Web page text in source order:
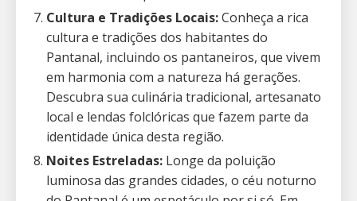
Cultura e Tradições Locais:Conheça a rica
cultura e tradições dos habitantes do
Pantanal, incluindo os pantaneiros, que vivem
em harmonia com a natureza há gerações.
Descubra sua culinária tradicional, artesanato
local e lendas folclóricas que fazem parte da
identidade única desta região.
Noites Estreladas: Longe da poluição
luminosa das grandes cidades, o céu noturno